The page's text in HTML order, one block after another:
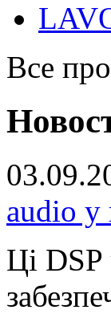
Все
audio у
Ці DSP